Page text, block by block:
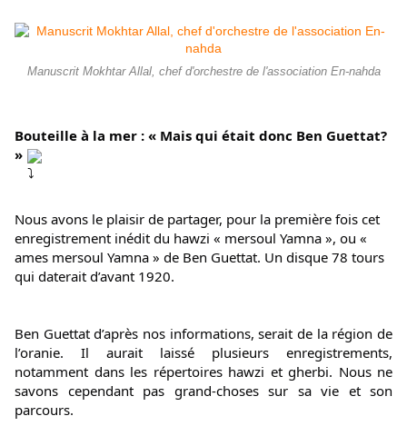
Manuscrit Mokhtar Allal, chef d'orchestre de l'association En-nahda
Bouteille à la mer : « Mais qui était donc Ben Guettat?
»
Nous avons le plaisir de partager, pour la première fois cet
enregistrement inédit du hawzi « mersoul Yamna », ou «
ames mersoul Yamna » de Ben Guettat. Un disque 78 tours
qui daterait d’avant 1920.
Ben Guettat d’après nos informations, serait de la région de
l’oranie. Il aurait laissé plusieurs enregistrements,
notamment dans les répertoires hawzi et gherbi. Nous ne
savons cependant pas grand-choses sur sa vie et son
parcours.